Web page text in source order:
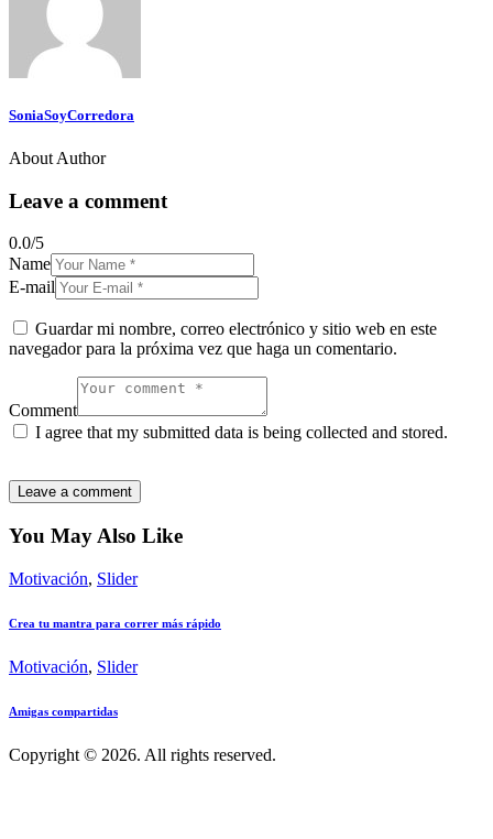
SoniaSoyCorredora
About Author
Leave a comment
0.0/5
Name
E-mail
Guardar mi nombre, correo electrónico y sitio web en este
navegador para la próxima vez que haga un comentario.
Comment
I agree that my submitted data is being collected and stored.
You May Also Like
Motivación, Slider
Crea tu mantra para correr más rápido
Motivación, Slider
Amigas compartidas
Copyright © 2026. All rights reserved.